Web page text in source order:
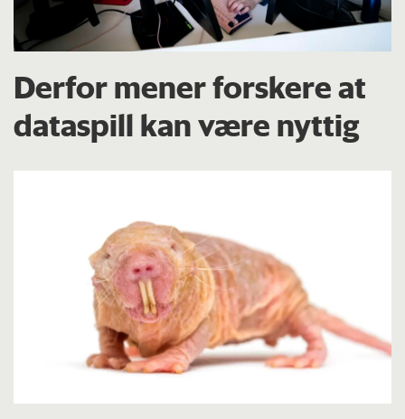
Derfor mener forskere at
dataspill kan være nyttig